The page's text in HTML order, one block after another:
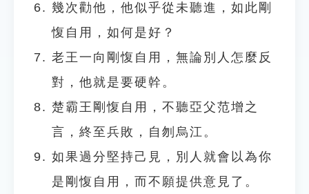
幾次勸他，他似乎從未聽進，如此剛
愎自用，如何是好？
老王一向剛愎自用，無論別人怎麼反
對，他就是要硬幹。
楚霸王剛愎自用，不聽亞父范增之
言，終至兵敗，自刎烏江。
如果過分堅持己見，別人就會以為你
是剛愎自用，而不願提供意見了。